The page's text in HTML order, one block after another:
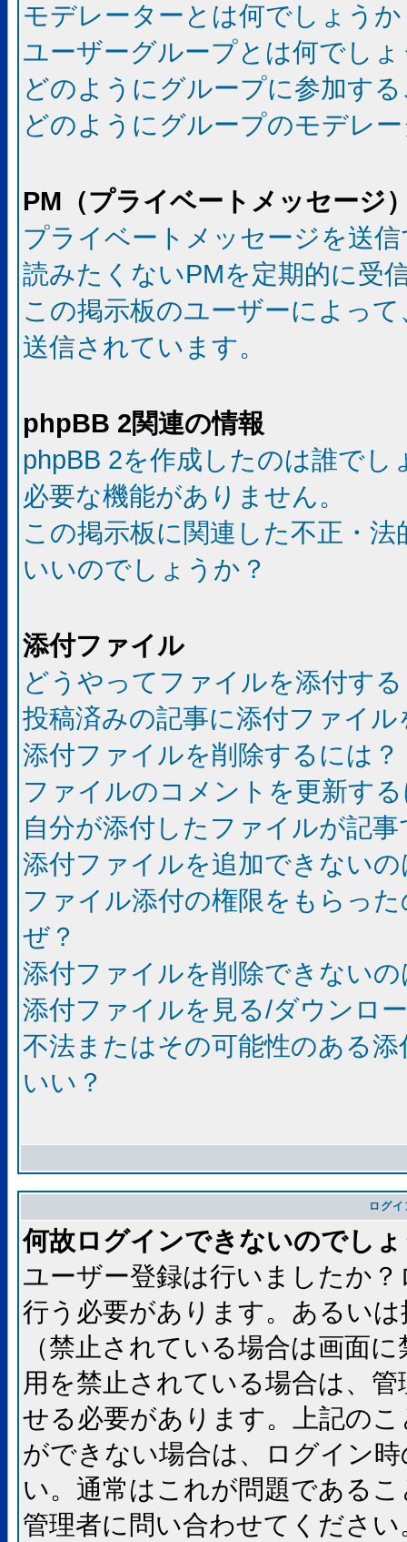
モデレーターとは何でしょうか
ユーザーグループとは何でし
どのようにグループに参加す
どのようにグループのモデレ
PM（プライベートメッセージ
プライベートメッセージを送
読みたくないPMを定期的に受
この掲示板のユーザーによっ
送信されています。
phpBB 2関連の情報
phpBB 2を作成したのは誰でし
必要な機能がありません。
この掲示板に関連した不正・
いいのでしょうか？
添付ファイル
どうやってファイルを添付す
投稿済みの記事に添付ファイ
添付ファイルを削除するには？
ファイルのコメントを更新す
自分が添付したファイルが記
添付ファイルを追加できない
ファイル添付の権限をもらっ
ぜ？
添付ファイルを削除できない
添付ファイルを見る/ダウンロ
不法またはその可能性のある
いい？
ログ
何故ログインできないのでし
ユーザー登録は行いましたか
行う必要があります。あるい
（禁止されている場合は画面
用を禁止されている場合は、
せる必要があります。上記の
ができない場合は、ログイン
い。通常はこれが問題である
管理者に問い合わせてください